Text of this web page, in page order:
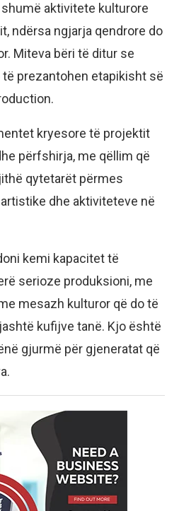
aktivitete kulturore
ndërsa ngjarja qendrore do
Miteva bëri të ditur se
prezantohen etapikisht së
kryesore të projektit
përfshirja, me qëllim që
qytetarët përmes
dhe aktiviteteve në
kemi kapacitet të
serioze produksioni, me
mesazh kulturor që do të
kufijve tanë. Kjo është
gjurmë për gjeneratat që